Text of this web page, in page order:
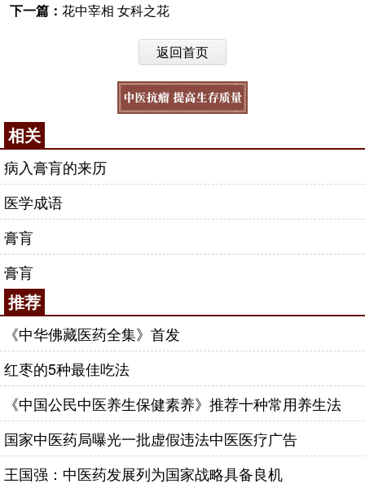
下一篇： 花中宰相 女科之花
返回首页
相关
病入膏肓的来历
医学成语
膏肓
膏肓
推荐
《中华佛藏医药全集》首发
红枣的5种最佳吃法
《中国公民中医养生保健素养》推荐十种常用养生法
国家中医药局曝光一批虚假违法中医医疗广告
王国强：中医药发展列为国家战略具备良机